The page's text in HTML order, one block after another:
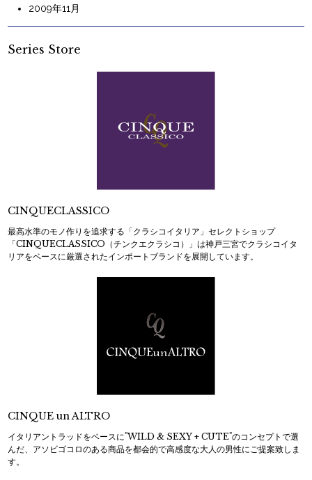
2009年11月
Series Store
CINQUECLASSICO
最高水準のモノ作りを追求する「クラシコイタリア」セレクトショップ
「CINQUECLASSICO（チンクエクラシコ）」は神戸三宮でクラシコイタ
リアをベースに厳選されたインポートブランドを展開しています。
CINQUE un ALTRO
イタリアントラッドをベースに"WILD & SEXY + CUTE"のコンセプトで選
んだ、アソビゴコロのある商品を都会的で高感度な大人の男性にご提案致しま
す。